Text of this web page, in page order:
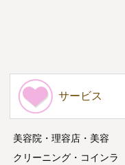
サービス
美容院・理容店・美容
クリーニング・コインラ